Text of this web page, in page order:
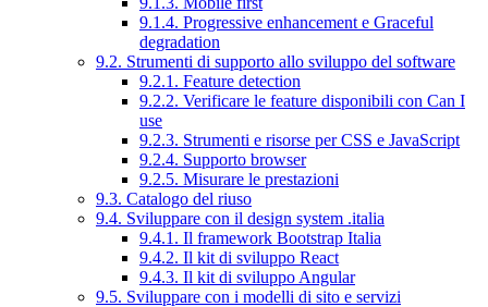
9.1.4. Progressive enhancement e Graceful
degradation
9.2. Strumenti di supporto allo sviluppo del software
9.2.1. Feature detection
9.2.2. Verificare le feature disponibili con Can I
use
9.2.3. Strumenti e risorse per CSS e JavaScript
9.2.4. Supporto browser
9.2.5. Misurare le prestazioni
9.3. Catalogo del riuso
9.4. Sviluppare con il design system .italia
9.4.1. Il framework Bootstrap Italia
9.4.2. Il kit di sviluppo React
9.4.3. Il kit di sviluppo Angular
9.5. Sviluppare con i modelli di sito e servizi